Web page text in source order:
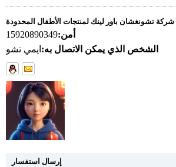
شركة تشونغشان باور لينك لمنتجات الأطفال المحدودة
أمن:15920890349
الشخص الذي يمكن الاتصال به: ايمي تشو
إرسال استفسار